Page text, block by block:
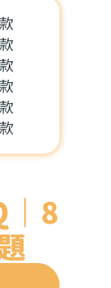
｜8